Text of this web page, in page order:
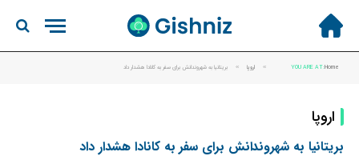
YOU ARE AT:Home
» اروپا » بریتانیا به شهروندانش برای سفر به کانادا هشدار داد
اروپا
بریتانیا به شهروندانش برای سفر به کانادا هشدار داد